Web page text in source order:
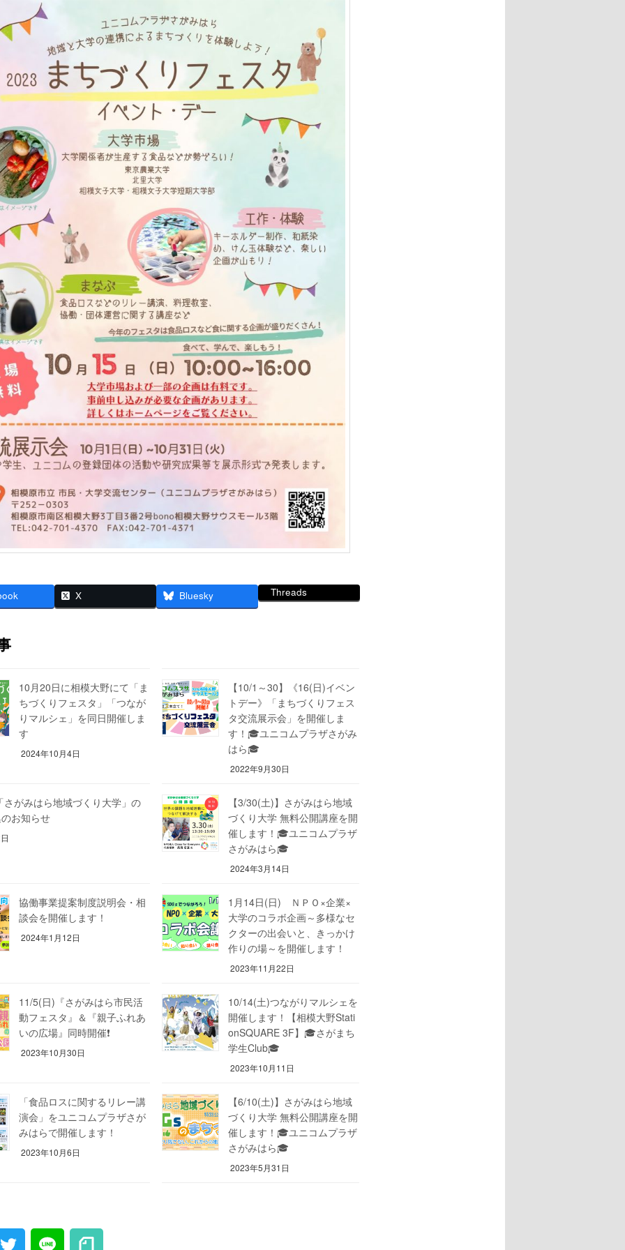
X Bluesky Threads
10月20日に相模大野にて「ま
ちづくりフェスタ」「つなが
りマルシェ」を同日開催しま
す
2024年10月4日
【10/1～30】《16(日)イベン
トデー》「まちづくりフェス
タ交流展示会」を開催しま
す！🎓ユニコムプラザさがみ
はら🎓
2022年9月30日
さがみはら地域づくり大学」の
お知らせ
【3/30(土)】さがみはら地域
づくり大学 無料公開講座を開
催します！🎓ユニコムプラザ
さがみはら🎓
2024年3月14日
協働事業提案制度説明会・相
談会を開催します！
2024年1月12日
1月14日(日) ＮＰＯ×企業×
大学のコラボ企画～多様なセ
クターの出会いと、きっかけ
作りの場～を開催します！
2023年11月22日
11/5(日)『さがみはら市民活
動フェスタ』＆『親子ふれあ
いの広場』同時開催❗
2023年10月30日
10/14(土)つながりマルシェを
開催します！【相模大野Stati
onSQUARE 3F】🎓さがまち
学生Club🎓
2023年10月11日
「食品ロスに関するリレー講
演会」をユニコムプラザさが
みはらで開催します！
2023年10月6日
【6/10(土)】さがみはら地域
づくり大学 無料公開講座を開
催します！🎓ユニコムプラザ
さがみはら🎓
2023年5月31日